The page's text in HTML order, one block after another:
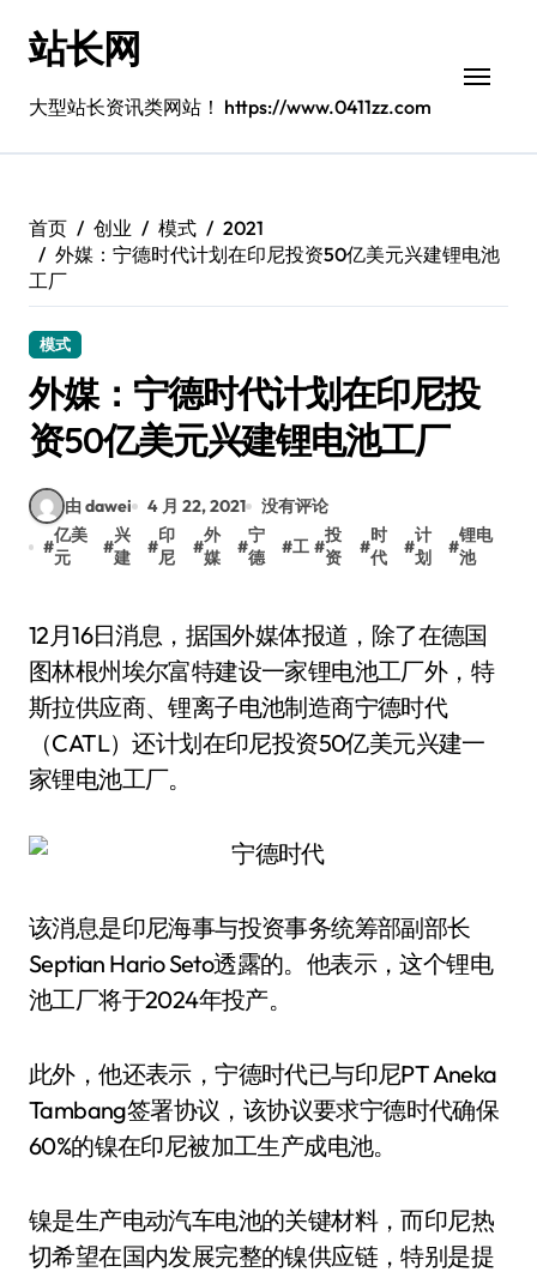
站长网
大型站长资讯类网站！ https://www.0411zz.com
首页 创业 模式
2021
外媒：宁德时代计划在印尼投资50亿美元兴建锂电池
工厂
模式
外媒：宁德时代计划在印尼投
资50亿美元兴建锂电池工厂
由 dawei 4 月 22, 2021
没有评论
#
亿美
元
#
兴
建
#
印
尼
#
外
媒
#
宁
德
#工 #
投
资
#
时
代
#
计
划
#
锂电
池
12月16日消息，据国外媒体报道，除了在德国
图林根州埃尔富特建设一家锂电池工厂外，特
斯拉供应商、锂离子电池制造商宁德时代
（CATL）还计划在印尼投资50亿美元兴建一
家锂电池工厂。
该消息是印尼海事与投资事务统筹部副部长
Septian Hario Seto透露的。他表示，这个锂电
池工厂将于2024年投产。
此外，他还表示，宁德时代已与印尼PT Aneka
Tambang签署协议，该协议要求宁德时代确保
60%的镍在印尼被加工生产成电池。
镍是生产电动汽车电池的关键材料，而印尼热
切希望在国内发展完整的镍供应链，特别是提